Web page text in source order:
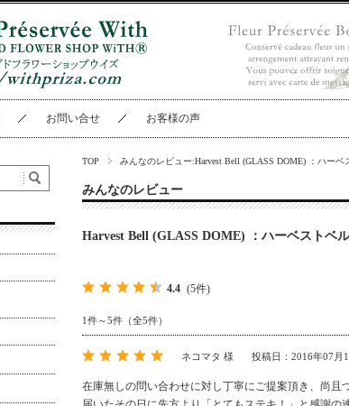
お問い合せ お客様の声
TOP みんなのレビュー:Harvest Bell (GLASS DOME) ：ハー
みんなのレビュー
Harvest Bell (GLASS DOME) ：ハーベストベ
4.4 (5件)
1件～5件（全5件）
ネコマタ 様 投稿日：2016年07月
在庫無しの問い合わせに対し丁寧にご提案頂き、尚且